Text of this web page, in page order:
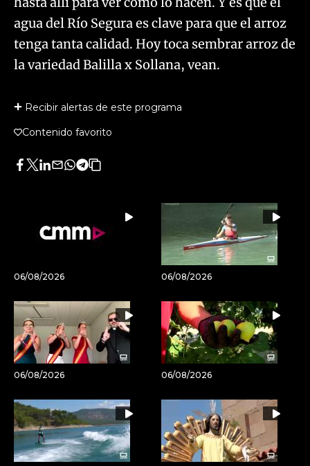
agua del Río Segura es clave para que el arroz
tenga tanta calidad. Hoy toca sembrar arroz de
la variedad Balilla x Sollana, vean.
Recibir alertas de este programa
Contenido favorito
Facebook
Twitter
LinkedIn
Enviar
Whatsapp
Telegram
Copiar
06/08/2026 06/08/2026
06/08/2026 06/08/2026